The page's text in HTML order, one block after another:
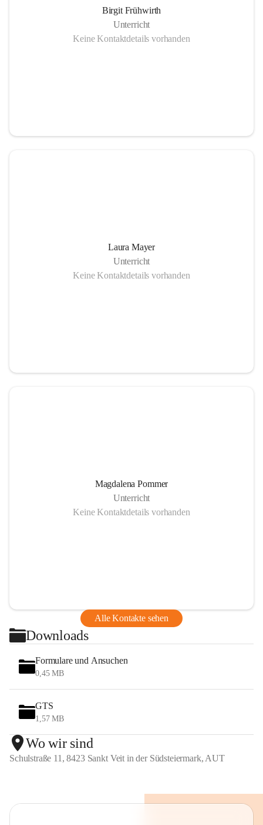
Birgit Frühwirth
Unterricht
Keine Kontaktdetails vorhanden
Laura Mayer
Unterricht
Keine Kontaktdetails vorhanden
Magdalena Pommer
Unterricht
Keine Kontaktdetails vorhanden
Alle Kontakte sehen
Downloads
Formulare und Ansuchen
0,45 MB
GTS
1,57 MB
Wo wir sind
Schulstraße 11, 8423 Sankt Veit in der Südsteiermark, AUT